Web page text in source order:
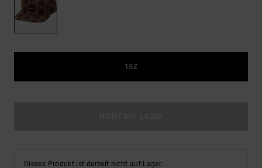
1SZ
Dieses Produkt ist derzeit nicht auf Lager.